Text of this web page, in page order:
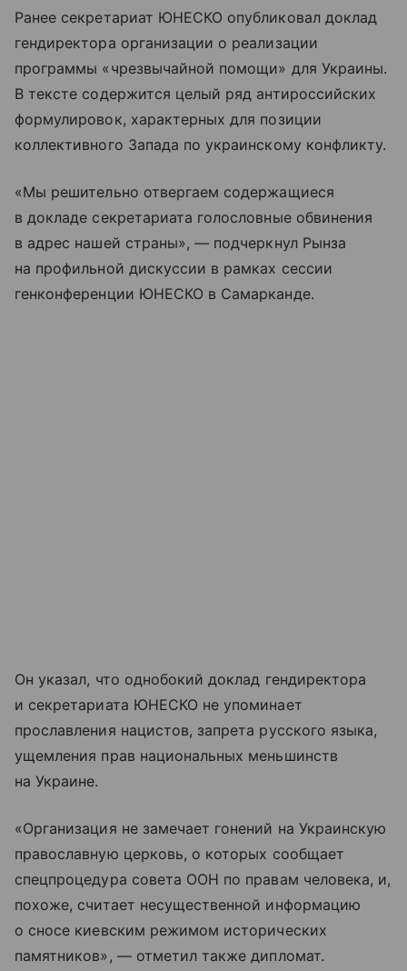
Ранее секретариат ЮНЕСКО опубликовал доклад
гендиректора организации о реализации
программы «чрезвычайной помощи» для Украины.
В тексте содержится целый ряд антироссийских
формулировок, характерных для позиции
коллективного Запада по украинскому конфликту.
«Мы решительно отвергаем содержащиеся
в докладе секретариата голословные обвинения
в адрес нашей страны», — подчеркнул Рынза
на профильной дискуссии в рамках сессии
генконференции ЮНЕСКО в Самарканде.
Он указал, что однобокий доклад гендиректора
и секретариата ЮНЕСКО не упоминает
прославления нацистов, запрета русского языка,
ущемления прав национальных меньшинств
на Украине.
«Организация не замечает гонений на Украинскую
православную церковь, о которых сообщает
спецпроцедура совета ООН по правам человека, и,
похоже, считает несущественной информацию
о сносе киевским режимом исторических
памятников», — отметил также дипломат.